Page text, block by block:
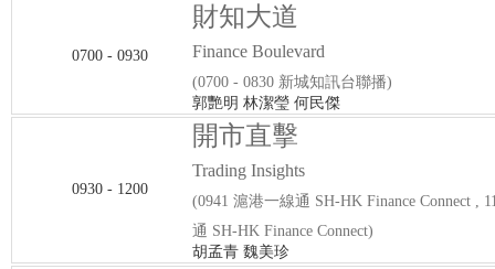
0700 - 0930
財知大道
Finance Boulevard
(0700 - 0830 新城知訊台聯播)
郭艷明 林潔瑩 何民傑
0930 - 1200
開市直擊
Trading Insights
(0941 滬港一線通 SH-HK Finance Connect ,
通 SH-HK Finance Connect)
胡孟青 魏美珍